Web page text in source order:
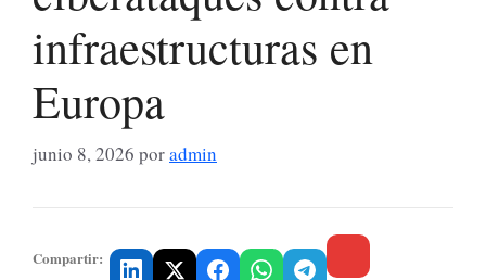
infraestructuras en
Europa
junio 8, 2026 poradmin
Compartir: